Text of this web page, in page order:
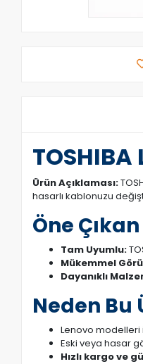
Ürün Açıklaması:
hasarlı kablonuzu
Öne
Tam Uyumlu:
Mükemmel
Dayanıklı
Neden Bu
Lenovo modelleri
Eski veya hasar
Hızlı kargo ve